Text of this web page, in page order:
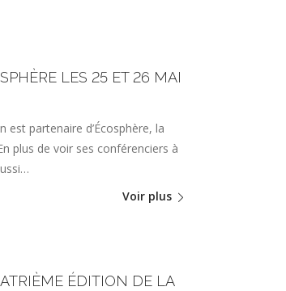
LES 25 ET 26 MAI
est partenaire d’Écosphère, la
plus de voir ses conférenciers à
Voir plus
ÉDITION DE LA